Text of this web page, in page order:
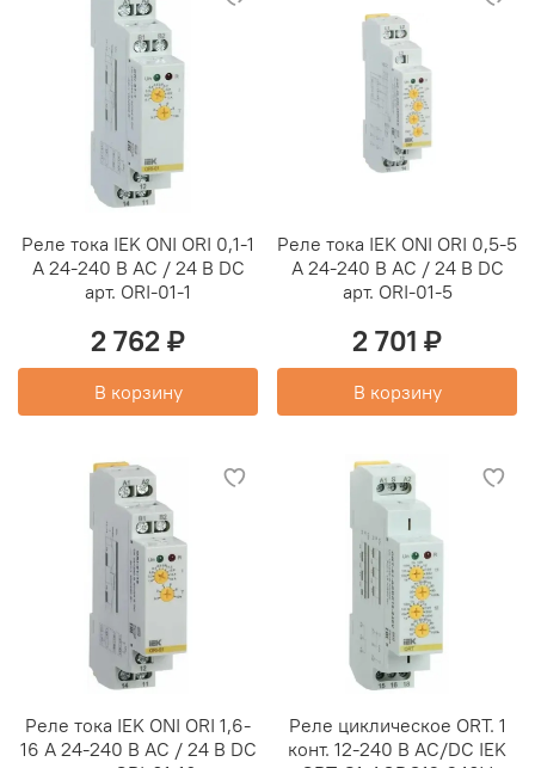
Реле тока IEK ONI ORI 0,1-1
А 24-240 В AC / 24 В DC
арт. ORI-01-1
2 762 ₽
В корзину
Реле тока IEK ONI ORI 0,5-5
А 24-240 В AC / 24 В DC
арт. ORI-01-5
2 701 ₽
В корзину
Реле тока IEK ONI ORI 1,6-
16 А 24-240 В AC / 24 В DC
Реле циклическое ORT. 1
конт. 12-240 В AC/DC IEK